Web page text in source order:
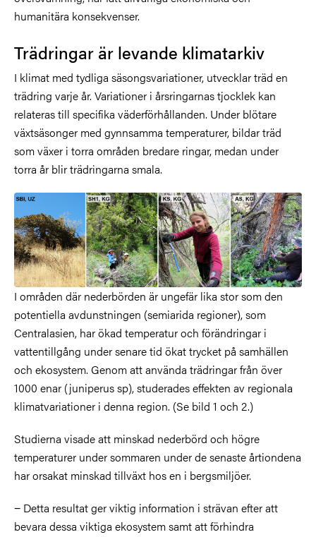
humanitära konsekvenser.
Trädringar är levande klimatarkiv
I klimat med tydliga säsongsvariationer, utvecklar träd en
trädring varje år. Variationer i årsringarnas tjocklek kan
relateras till specifika väderförhållanden. Under blötare
växtsäsonger med gynnsamma temperaturer, bildar träd
som växer i torra områden bredare ringar, medan under
torra år blir trädringarna smala.
I områden där nederbörden är ungefär lika stor som den
potentiella avdunstningen (semiarida regioner), som
Centralasien, har ökad temperatur och förändringar i
vattentillgång under senare tid ökat trycket på samhällen
och ekosystem. Genom att använda trädringar från över
1000 enar (juniperus sp), studerades effekten av regionala
klimatvariationer i denna region. (Se bild 1 och 2.)
Studierna visade att minskad nederbörd och högre
temperaturer under sommaren under de senaste årtiondena
har orsakat minskad tillväxt hos en i bergsmiljöer.
− Detta resultat ger viktig information i strävan efter att
bevara dessa viktiga ekosystem samt att förhindra